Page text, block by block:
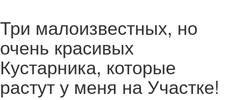
Три малоизвестных, но
очень красивых
Кустарника, которые
растут у меня на Участке!